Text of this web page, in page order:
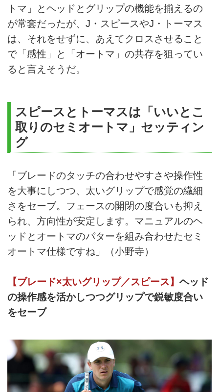
トマ」とヘッドとグリップの機能を揃えるの
が常套だったが、J・スピースやJ・トーマス
は、それをせずに、あえてクロスさせること
で「感性」と「オートマ」の共存を狙ってい
ると言えそうだ。
スピースとトーマスは「いいとこ
取りのセミオートマ」セッティン
グ
「ブレードのタッチの合わせやすさや操作性
を大事にしつつ、太いグリップで感覚の繊細
さをセーブ。フェースの開閉の度合いも抑え
られ、方向性が安定します。マニュアルのヘ
ッドとオートマのパターを組み合わせたセミ
オートマ仕様ですね」（小野寺）
【ブレード×太いグリップ／スピース】 ヘッド
の操作感を活かしつつグリップで鋭敏度合い
をセーブ